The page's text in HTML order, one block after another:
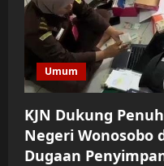
Umum
KJN Dukung
Negeri Wonosobo
Dugaan